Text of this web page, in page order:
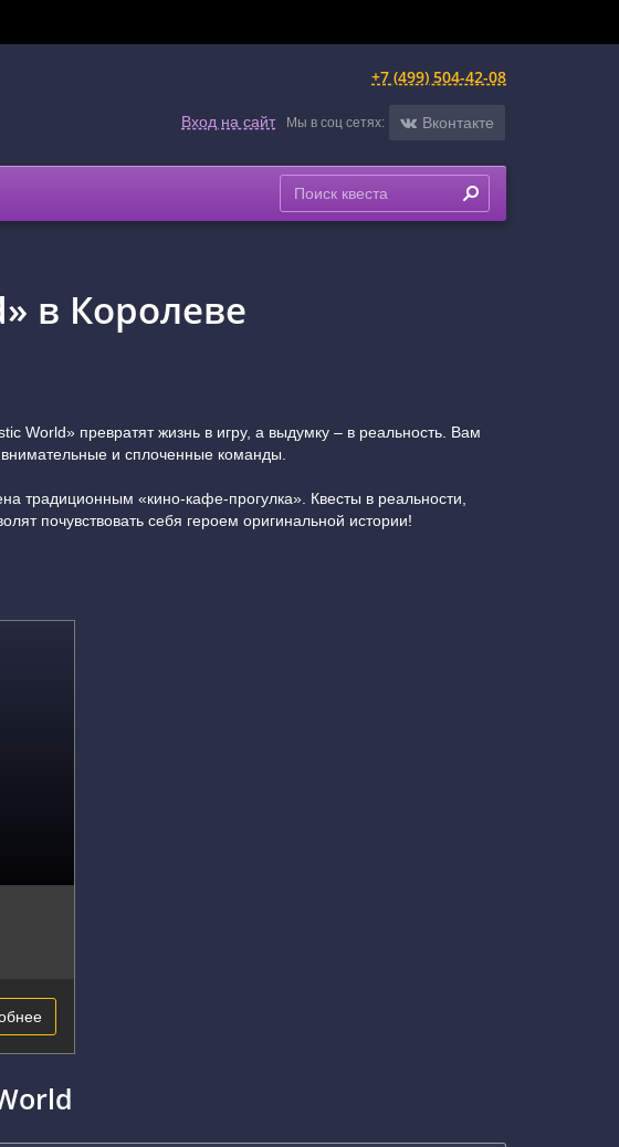
+7 (499) 504-42-08
Вход на сайт Мы в соц сетях: Вконтакте
в Королеве
World» превратят жизнь в игру, а выдумку – в реальность. Вам
и сплоченные команды.
традиционным «кино-кафе-прогулка». Квесты в реальности,
почувствовать себя героем оригинальной истории!